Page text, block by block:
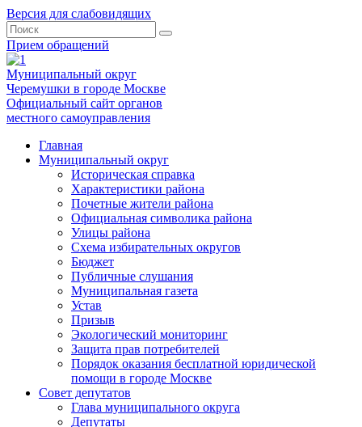
Версия для слабовидящих
Прием обращений
Муниципальный округ
Черемушки в городе Москве
Официальный сайт органов
местного самоуправления
Главная
Муниципальный округ
Историческая справка
Характеристики района
Почетные жители района
Официальная символика района
Улицы района
Схема избирательных округов
Бюджет
Публичные слушания
Муниципальная газета
Устав
Призыв
Экологический мониторинг
Защита прав потребителей
Порядок оказания бесплатной юридической
помощи в городе Москве
Совет депутатов
Глава муниципального округа
Депутаты